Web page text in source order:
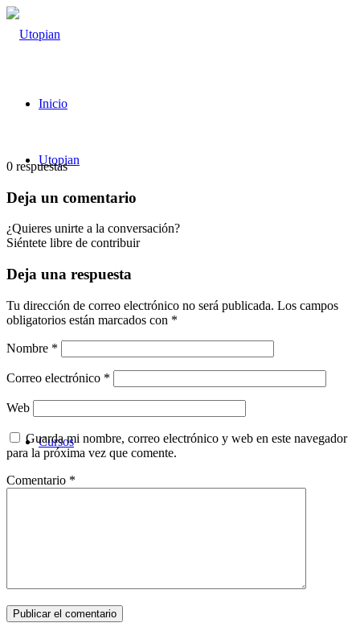
Inicio
Utopian
Cursos
0 respuestas
Deja un comentario
¿Quieres unirte a la conversación?
Siéntete libre de contribuir
Deja una respuesta
Tu dirección de correo electrónico no será publicada. Los campos
obligatorios están marcados con *
Nombre *
Correo electrónico *
Web
Guarda mi nombre, correo electrónico y web en este navegador
para la próxima vez que comente.
Comentario *